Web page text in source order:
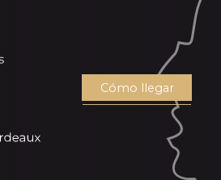
Cómo llegar